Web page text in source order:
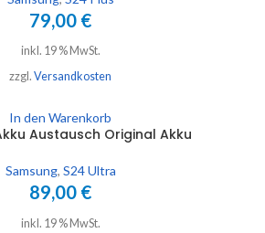
79,00 €
inkl. 19 % MwSt.
zzgl. Versandkosten
In den Warenkorb
Austausch Original Akku
Samsung, S24 Ultra
89,00 €
inkl. 19 % MwSt.